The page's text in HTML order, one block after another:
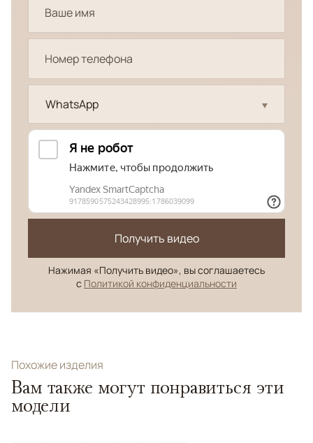
WhatsApp
Получить видео
Нажимая «Получить видео», вы соглашаетесь
с Политикой конфиденциальности
Похожие изделия
Вам также могут понравиться эти
модели